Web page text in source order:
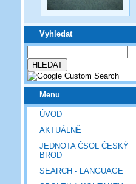
Vyhledat
Menu
ÚVOD
AKTUÁLNĚ
JEDNOTA ČSOL ČESKÝ
BROD
SEARCH - LANGUAGE